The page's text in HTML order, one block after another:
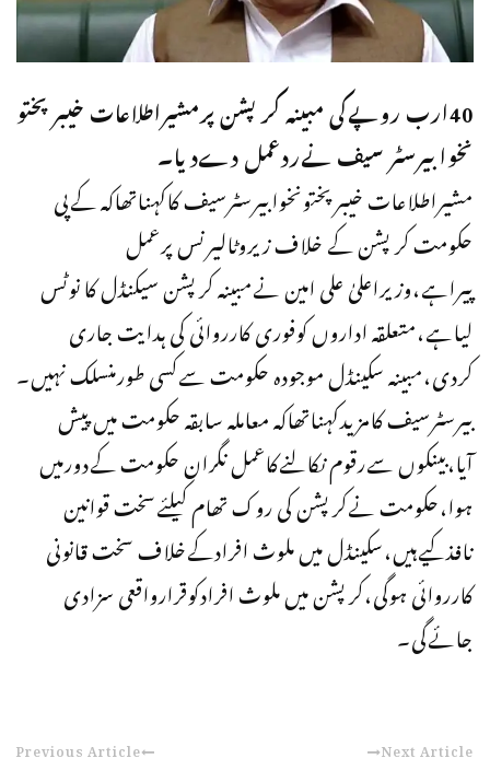
40ارب روپےکی مبینہ کرپشن پرمشیراطلاعات خیبر پختو
نخوا بیرسٹر سیف نےردعمل دےدیا۔
مشیراطلاعات خیبرپختونخوابیرسٹرسیف کاکہناتھاکہ کےپی
حکومت کر پشن کے خلاف زیروٹالیرنس پرعمل
پیراہے،وزیراعلیٰ علی امین نےمبینہ کرپشن سیکنڈل کا نوٹس
لیاہے،متعلقہ اداروں کوفوری کارروائی کی ہدایت جاری
کردی،مبینہ سکینڈل موجودہ حکومت سےکسی طورمنسلک نہیں۔
بیرسٹرسیف کامزیدکہناتھاکہ معاملہ سابقہ حکومت میں پیش
آیا،بینکوں سےرقوم نکالنےکاعمل نگران حکومت کےدورمیں
ہوا،حکومت نےکرپشن کی روک تھام کیلئےسخت قوانین
نافذکیےہیں،سکینڈل میں ملوث افرادکےخلاف سخت قانونی
کارروائی ہوگی،کرپشن میں ملوث افرادکوقرارواقعی سزادی
جائےگی۔
Previous Article Next Article